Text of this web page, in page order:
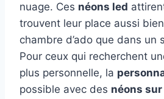
nuage. Ces néons led
trouvent leur place aussi
chambre d’ado que dans un
Pour ceux qui recherchent
plus personnelle, la
possible avec des néons